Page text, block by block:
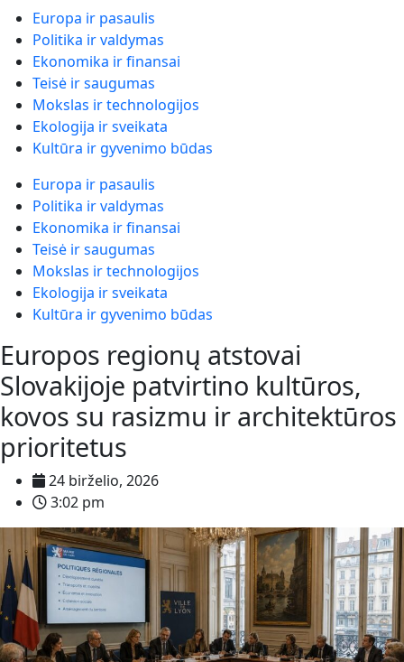
Europa ir pasaulis
Politika ir valdymas
Ekonomika ir finansai
Teisė ir saugumas
Mokslas ir technologijos
Ekologija ir sveikata
Kultūra ir gyvenimo būdas
Europa ir pasaulis
Politika ir valdymas
Ekonomika ir finansai
Teisė ir saugumas
Mokslas ir technologijos
Ekologija ir sveikata
Kultūra ir gyvenimo būdas
Europos regionų atstovai
Slovakijoje patvirtino kultūros,
kovos su rasizmu ir architektūros
prioritetus
24 birželio, 2026
3:02 pm